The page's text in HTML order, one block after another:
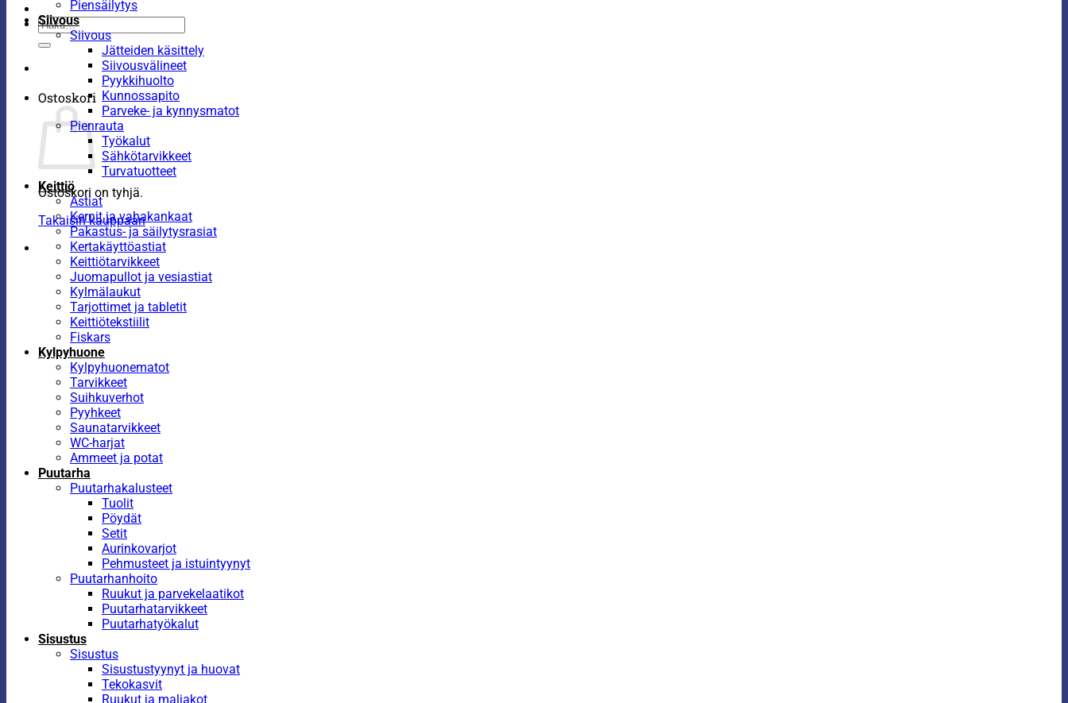
Etsi:
Ostoskori
Ostoskori on tyhjä.
Takaisin kauppaan
Piensäilytys
Siivous
Siivous
Jätteiden käsittely
Siivousvälineet
Pyykkihuolto
Kunnossapito
Parveke- ja kynnysmatot
Pienrauta
Työkalut
Sähkötarvikkeet
Turvatuotteet
Keittiö
Astiat
Kernit ja vahakankaat
Pakastus- ja säilytysrasiat
Kertakäyttöastiat
Keittiötarvikkeet
Juomapullot ja vesiastiat
Kylmälaukut
Tarjottimet ja tabletit
Keittiötekstiilit
Fiskars
Kylpyhuone
Kylpyhuonematot
Tarvikkeet
Suihkuverhot
Pyyhkeet
Saunatarvikkeet
WC-harjat
Ammeet ja potat
Puutarha
Puutarhakalusteet
Tuolit
Pöydät
Setit
Aurinkovarjot
Pehmusteet ja istuintyynyt
Puutarhanhoito
Ruukut ja parvekelaatikot
Puutarhatarvikkeet
Puutarhatyökalut
Sisustus
Sisustus
Sisustustyynyt ja huovat
Tekokasvit
Ruukut ja maljakot